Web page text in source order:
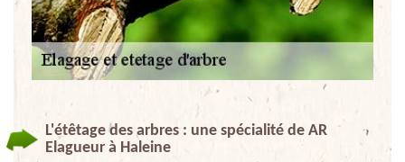
L'étêtage des arbres : une spécialité de AR
Elagueur à Haleine